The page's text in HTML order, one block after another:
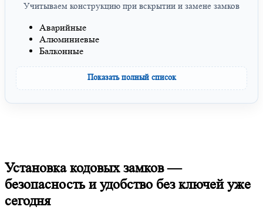
Учитываем конструкцию при вскрытии и замене замков
Аварийные
Алюминиевые
Балконные
Показать полный список
Установка кодовых замков —
безопасность и удобство без ключей уже
сегодня